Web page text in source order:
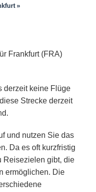
Frankfurt (FRA)
derzeit keine Flüge
Strecke derzeit
und nutzen Sie das
Da es oft kurzfristig
Reisezielen gibt, die
ermöglichen. Die